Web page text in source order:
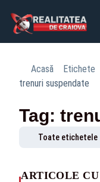
Acasă Etichete
trenuri suspendate
Tag:
Toate etichetele
ARTICOLE